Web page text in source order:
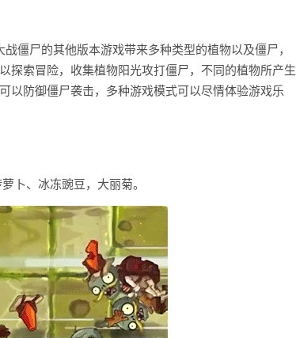
僵尸的其他版本游戏带来多种类型的植物以及僵尸，
探索冒险，收集植物阳光攻打僵尸，不同的植物所产生
以防御僵尸袭击，多种游戏模式可以尽情体验游戏乐
卜、冰冻豌豆，大丽菊。